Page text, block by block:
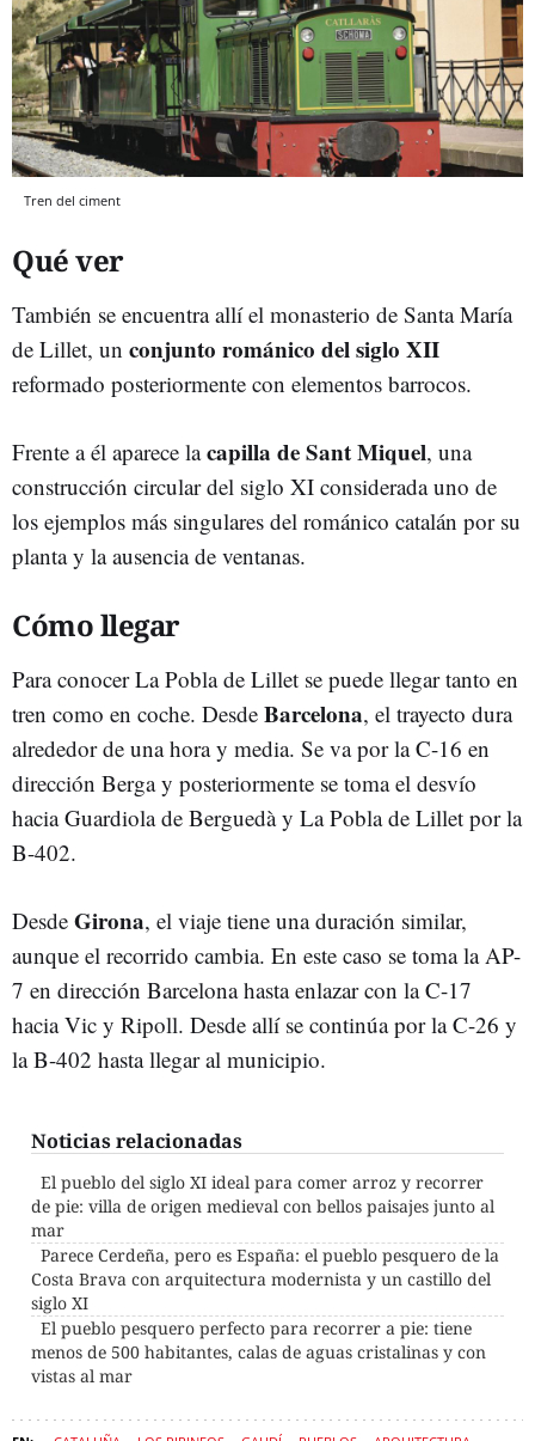
Tren del ciment
Qué ver
También se encuentra allí el monasterio de Santa María
de Lillet, un conjunto románico del siglo XII
reformado posteriormente con elementos barrocos.
Frente a él aparece lacapilla de Sant Miquel, una
construcción circular del siglo XI considerada uno de
los ejemplos más singulares del románico catalán por su
planta y la ausencia de ventanas.
Cómo llegar
Para conocer La Pobla de Lillet se puede llegar tanto en
tren como en coche. Desde Barcelona, el trayecto dura
alrededor de una hora y media. Se va por la C-16 en
dirección Berga y posteriormente se toma el desvío
hacia Guardiola de Berguedà y La Pobla de Lillet por la
B-402.
Desde Girona, el viaje tiene una duración similar,
aunque el recorrido cambia. En este caso se toma la AP-
7 en dirección Barcelona hasta enlazar con la C-17
hacia Vic y Ripoll. Desde allí se continúa por la C-26 y
la B-402 hasta llegar al municipio.
Noticias relacionadas
El pueblo del siglo XI ideal para comer arroz y recorrer
de pie: villa de origen medieval con bellos paisajes junto al
mar
Parece Cerdeña, pero es España: el pueblo pesquero de la
Costa Brava con arquitectura modernista y un castillo del
siglo XI
El pueblo pesquero perfecto para recorrer a pie: tiene
menos de 500 habitantes, calas de aguas cristalinas y con
vistas al mar